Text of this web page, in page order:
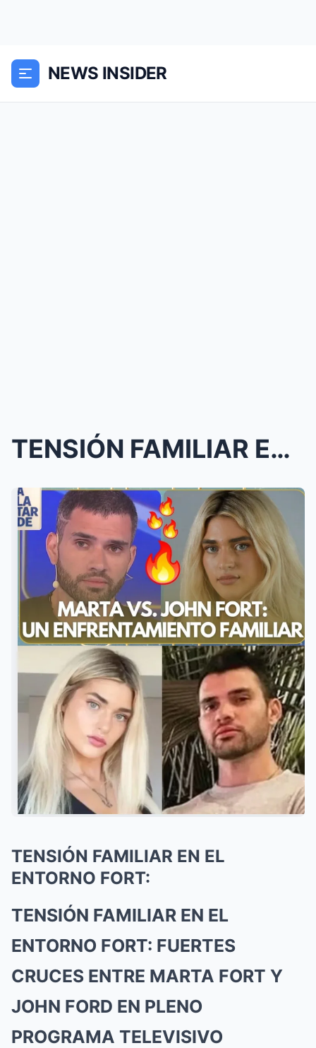
NEWS INSIDER
TENSIÓN FAMILIAR EN EL ENTORNO FORT:
TENSIÓN FAMILIAR EN EL
ENTORNO FORT:
TENSIÓN FAMILIAR EN EL
ENTORNO FORT: FUERTES
CRUCES ENTRE MARTA FORT Y
JOHN FORD EN PLENO
PROGRAMA TELEVISIVO